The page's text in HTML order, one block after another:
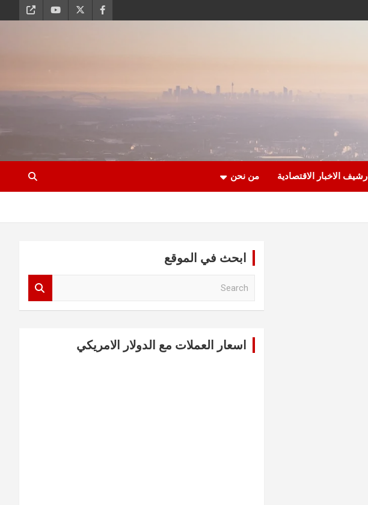
ارشيف الاخبار الاقتصادية من نحن
ابحث في الموقع
اسعار العملات مع الدولار الامريكي